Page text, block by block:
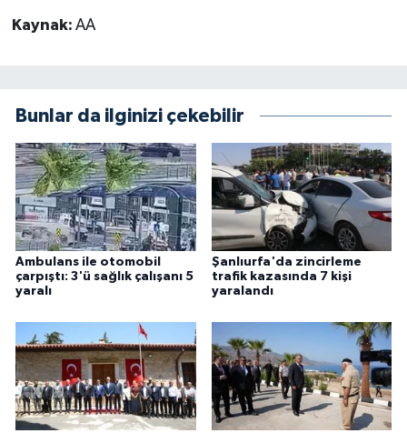
Kaynak: AA
Bunlar da ilginizi çekebilir
Ambulans ile otomobil
çarpıştı: 3'ü sağlık çalışanı 5
yaralı
Şanlıurfa'da zincirleme
trafik kazasında 7 kişi
yaralandı